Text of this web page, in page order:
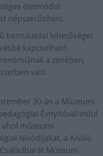
életmódot
népszerűsíteni.
bemutatási lehetőséget
kapcsolható
a zenében,
való
30-án a Múzeumi
Évnyitóval indul
múzeumi
Nívódíjakat, a Kiváló
Múzeum